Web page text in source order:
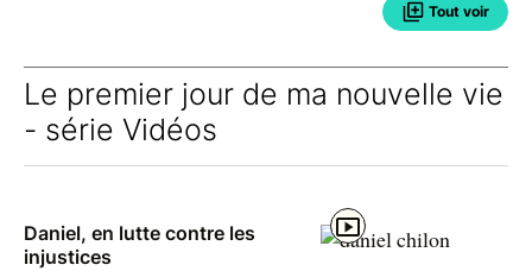
Tout voir
Le premier jour de ma nouvelle vie
- série Vidéos
Daniel, en lutte contre les
injustices